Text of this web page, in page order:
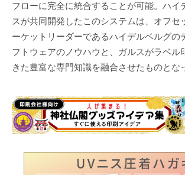
フローに完全に統合することが可能。ハイ
スが共同開発したこのシステムは、オフセ
ーケットリーダーであるハイデルベルグの
フトウェアのノウハウと、ガルスがラベル
きた豊富な専門知識を融合させたものとな